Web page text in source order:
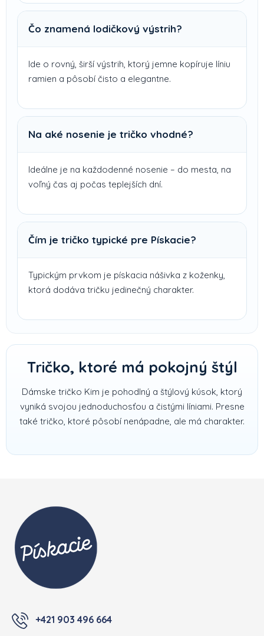
Čo znamená lodičkový výstrih?
Ide o rovný, širší výstrih, ktorý jemne kopíruje líniu
ramien a pôsobí čisto a elegantne.
Na aké nosenie je tričko vhodné?
Ideálne je na každodenné nosenie – do mesta, na
voľný čas aj počas teplejších dní.
Čím je tričko typické pre Pískacie?
Typickým prvkom je pískacia nášivka z koženky,
ktorá dodáva tričku jedinečný charakter.
Tričko, ktoré má pokojný štýl
Dámske tričko Kim je pohodlný a štýlový kúsok, ktorý
vyniká svojou jednoduchosťou a čistými líniami. Presne
také tričko, ktoré pôsobí nenápadne, ale má charakter.
+421 903 496 664